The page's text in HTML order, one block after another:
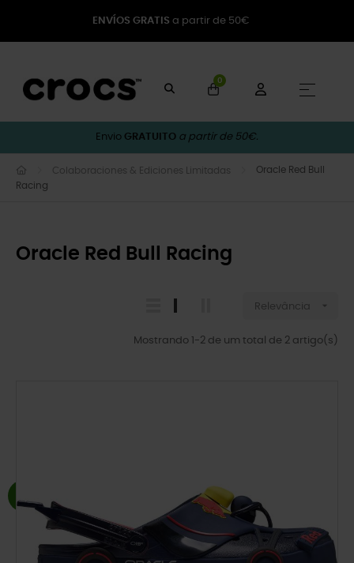
ENVÍOS GRATIS a partir de 50€
0
☰
Envio GRATUITO a partir de 50€.
Colaboraciones & Ediciones Limitadas
Oracle Red Bull
Racing
Oracle Red Bull Racing
Relevância 
Mostrando 1-2 de um total de 2 artigo(s)